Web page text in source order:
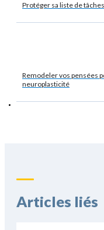
Protéger sa liste de
Remodeler vos pensées
neuroplasticité
Articles liés